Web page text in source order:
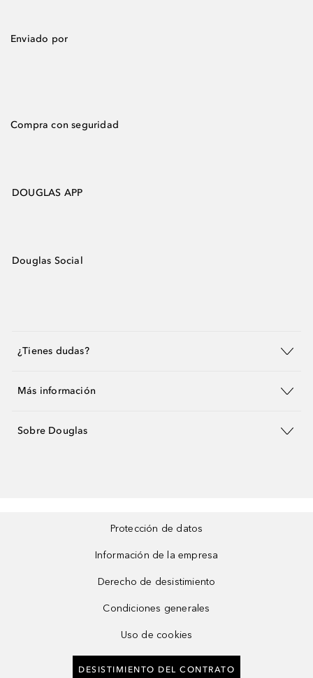
Enviado por
Compra con seguridad
DOUGLAS APP
Douglas Social
¿Tienes dudas?
Más información
Sobre Douglas
Protección de datos
Información de la empresa
Derecho de desistimiento
Condiciones generales
Uso de cookies
DESISTIMIENTO DEL CONTRATO